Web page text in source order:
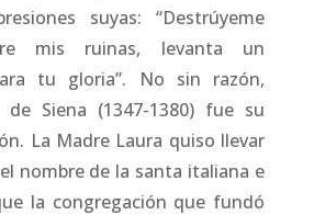
suyas: “Destrúyeme
mis ruinas, levanta un
tu gloria”. No sin razón,
de Siena (1347-1380) fue su
La Madre Laura quiso llevar
nombre de la santa italiana e
la congregación que fundó